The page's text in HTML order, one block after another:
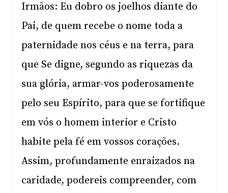
Irmãos: Eu dobro os joelhos diante do
Pai, de quem recebe o nome toda a
paternidade nos céus e na terra, para
que Se digne, segundo as riquezas da
sua glória, armar-vos poderosamente
pelo seu Espírito, para que se fortifique
em vós o homem interior e Cristo
habite pela fé em vossos corações.
Assim, profundamente enraizados na
caridade, podereis compreender, com